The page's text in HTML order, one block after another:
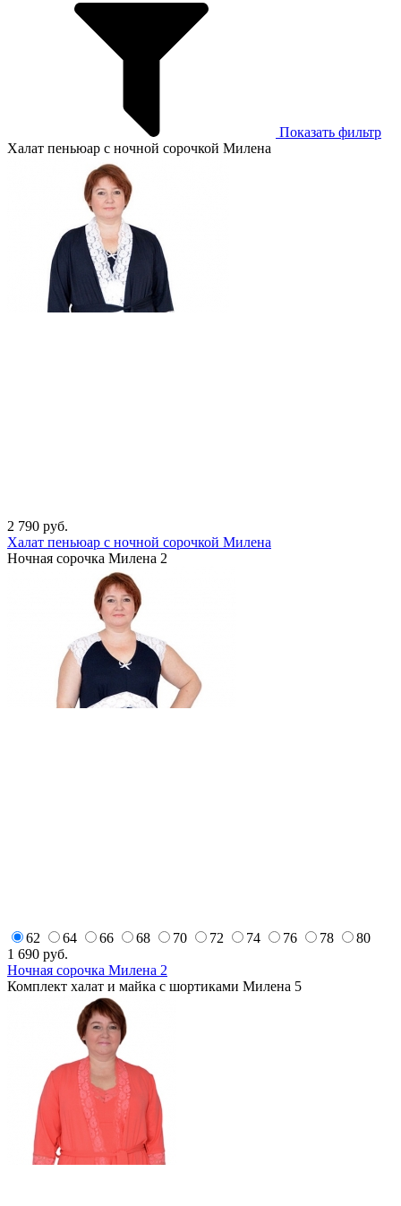
Показать фильтр
Халат пеньюар с ночной сорочкой Милена
2 790 руб.
Халат пеньюар с ночной сорочкой Милена
Ночная сорочка Милена 2
62 64 66 68 70 72 74 76 78
80
1 690 руб.
Ночная сорочка Милена 2
Комплект халат и майка с шортиками Милена 5